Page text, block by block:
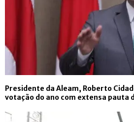
Presidente da Aleam, Roberto
votação do ano com extensa pauta